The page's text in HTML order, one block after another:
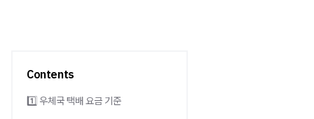
Contents
1️⃣ 우체국 택배 요금 기준